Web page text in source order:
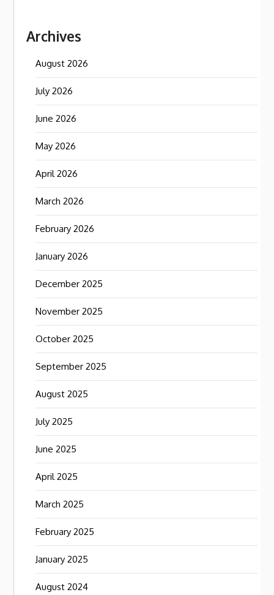
Archives
August 2026
July 2026
June 2026
May 2026
April 2026
March 2026
February 2026
January 2026
December 2025
November 2025
October 2025
September 2025
August 2025
July 2025
June 2025
April 2025
March 2025
February 2025
January 2025
August 2024